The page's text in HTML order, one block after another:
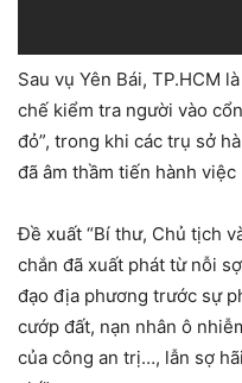
Sau vụ Yên Bái, TP.HCM
chế kiểm tra người vào
đỏ”, trong khi các trụ sở
đã âm thầm tiến hành
Đề xuất “Bí thư, Chủ tịch
chắn đã xuất phát từ nỗi
đạo địa phương trước sự
cướp đất, nạn nhân ô
của công an trị…, lẫn sợ